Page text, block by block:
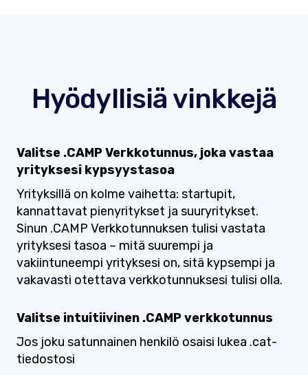
Hyödyllisiä vinkkejä
Valitse .CAMP Verkkotunnus, joka vastaa
yrityksesi kypsyystasoa
Yrityksillä on kolme vaihetta: startupit,
kannattavat pienyritykset ja suuryritykset.
Sinun .CAMP Verkkotunnuksen tulisi vastata
yrityksesi tasoa – mitä suurempi ja
vakiintuneempi yrityksesi on, sitä kypsempi ja
vakavasti otettava verkkotunnuksesi tulisi olla.
Valitse intuitiivinen .CAMP verkkotunnus
Jos joku satunnainen henkilö osaisi lukea .cat-
tiedostosi